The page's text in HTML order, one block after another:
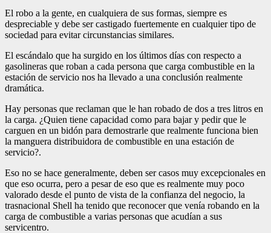
El robo a la gente, en cualquiera de sus formas, siempre es
despreciable y debe ser castigado fuertemente en cualquier tipo de
sociedad para evitar circunstancias similares.
El escándalo que ha surgido en los últimos días con respecto a
gasolineras que roban a cada persona que carga combustible en la
estación de servicio nos ha llevado a una conclusión realmente
dramática.
Hay personas que reclaman que le han robado de dos a tres litros en
la carga. ¿Quien tiene capacidad como para bajar y pedir que le
carguen en un bidón para demostrarle que realmente funciona bien
la manguera distribuidora de combustible en una estación de
servicio?.
Eso no se hace generalmente, deben ser casos muy excepcionales en
que eso ocurra, pero a pesar de eso que es realmente muy poco
valorado desde el punto de vista de la confianza del negocio, la
trasnacional Shell ha tenido que reconocer que venía robando en la
carga de combustible a varias personas que acudían a sus
servicentro.